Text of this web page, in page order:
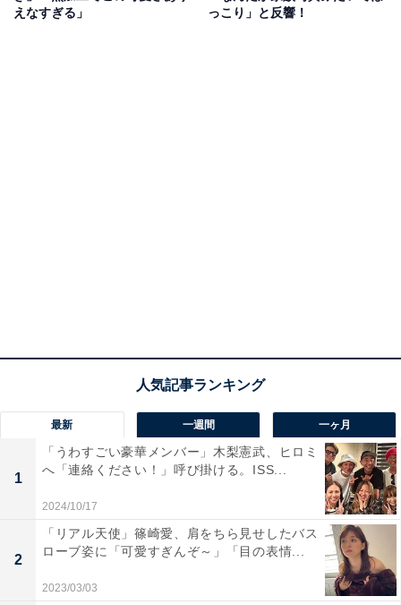
えなすぎる」
っこり」と反響！
最新 一週間 一ヶ月
1
「うわすごい豪華メンバー」木梨憲武、ヒロミ
へ「連絡ください！」呼び掛ける。ISS...
2024/10/17
2
「リアル天使」篠崎愛、肩をちら見せしたバス
ローブ姿に「可愛すぎんぞ～」「目の表情...
2023/03/03